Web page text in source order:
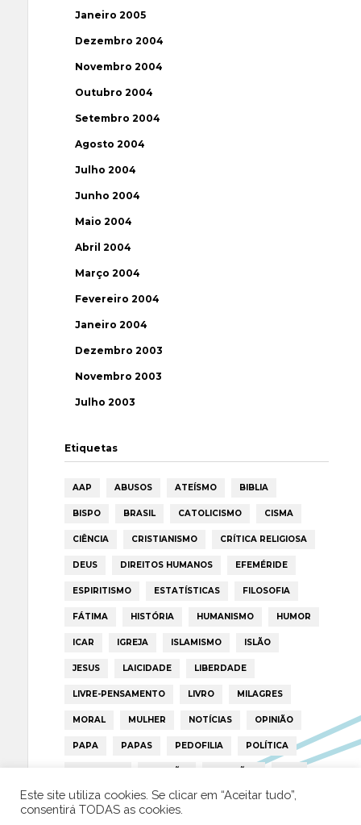
Janeiro 2005
Dezembro 2004
Novembro 2004
Outubro 2004
Setembro 2004
Agosto 2004
Julho 2004
Junho 2004
Maio 2004
Abril 2004
Março 2004
Fevereiro 2004
Janeiro 2004
Dezembro 2003
Novembro 2003
Julho 2003
Etiquetas
AAP ABUSOS ATEÍSMO BIBLIA
BISPO BRASIL CATOLICISMO CISMA
CIÊNCIA CRISTIANISMO CRÍTICA RELIGIOSA
DEUS DIREITOS HUMANOS EFEMÉRIDE
ESPIRITISMO ESTATÍSTICAS FILOSOFIA
FÁTIMA HISTÓRIA HUMANISMO HUMOR
ICAR IGREJA ISLAMISMO ISLÃO
JESUS LAICIDADE LIBERDADE
LIVRE-PENSAMENTO LIVRO MILAGRES
MORAL MULHER NOTÍCIAS OPINIÃO
PAPA PAPAS PEDOFILIA POLÍTICA
PORTUGAL RELIGIÃO RELIGIÕES RTP
TRUMP VATICANO
Este site utiliza cookies. Se clicar em “Aceitar tudo”,
consentirá TODAS as cookies.